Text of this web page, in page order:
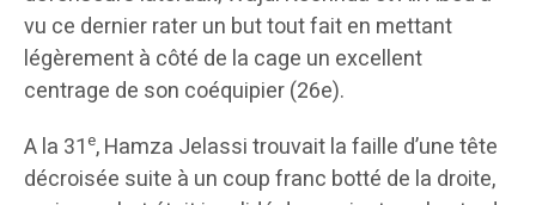
vu ce dernier rater un but tout fait en mettant
légèrement à côté de la cage un excellent
centrage de son coéquipier (26e).
A la 31e, Hamza Jelassi trouvait la faille d’une tête
décroisée suite à un coup franc botté de la droite,